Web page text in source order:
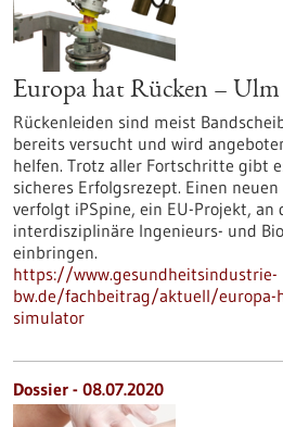
Europa hat Rücken –
Rückenleiden sind meist
bereits versucht und wird
helfen. Trotz aller Fortschritte gibt
sicheres Erfolgsrezept. Einen
verfolgt iPSpine, ein EU-Projekt, an
interdisziplinäre Ingenieurs- und
einbringen.
https://www.gesundheitsindustrie-
bw.de/fachbeitrag/aktuell/europa-
simulator
Dossier - 08.07.2020